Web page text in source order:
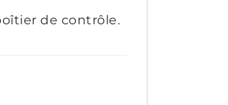
de contrôle.